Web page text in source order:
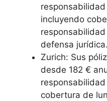
incluyendo
defensa jurídica.
Zurich: Sus
desde 182 €
cobertura de